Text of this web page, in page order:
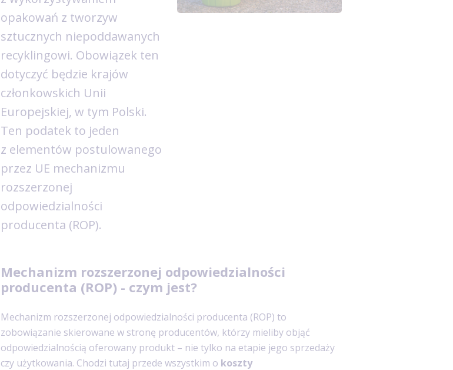
opakowań z tworzyw
sztucznych niepoddawanych
recyklingowi. Obowiązek ten
dotyczyć będzie krajów
członkowskich Unii
Europejskiej, w tym Polski.
Ten podatek to jeden
z elementów postulowanego
przez UE mechanizmu
rozszerzonej
odpowiedzialności
producenta (ROP).
Mechanizm rozszerzonej odpowiedzialności
producenta (ROP) - czym jest?
Mechanizm rozszerzonej odpowiedzialności producenta (ROP) to
zobowiązanie skierowane w stronę producentów, którzy mieliby objąć
odpowiedzialnością oferowany produkt – nie tylko na etapie jego sprzedaży
czy użytkowania. Chodzi tutaj przede wszystkim o koszty